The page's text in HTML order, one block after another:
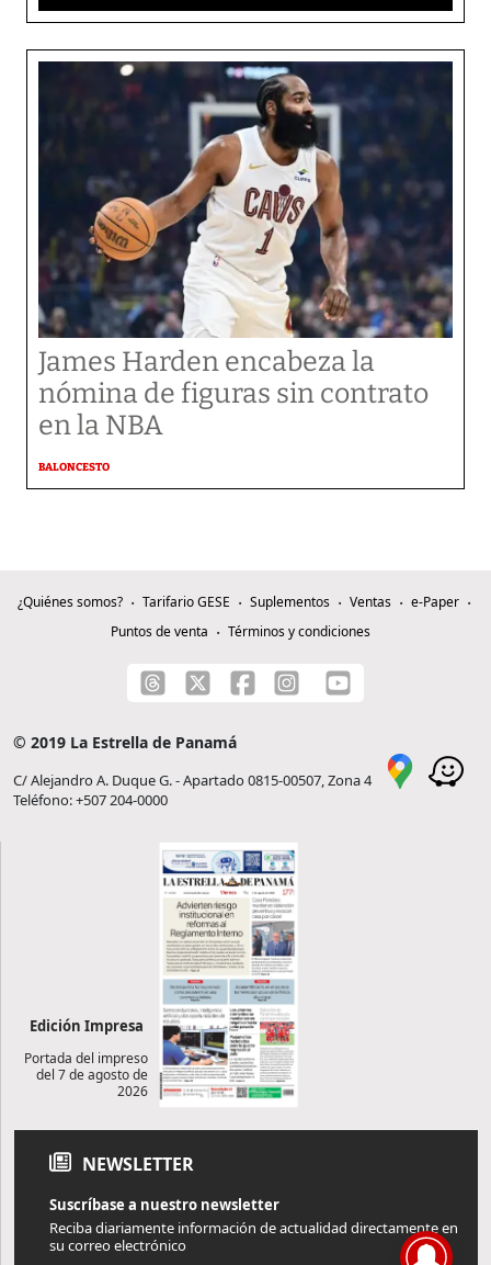
James Harden encabeza la
nómina de figuras sin contrato
en la NBA
BALONCESTO
¿Quiénes somos? Tarifario GESE Suplementos Ventas
e-Paper
Puntos de venta
Términos y condiciones
© 2019 La Estrella de Panamá
C/ Alejandro A. Duque G. - Apartado 0815-00507, Zona 4
Teléfono: +507 204-0000
Edición Impresa
Portada del impreso
del 7 de agosto de
2026
NEWSLETTER
Suscríbase a nuestro newsletter
Reciba diariamente información de actualidad directamente en
su correo electrónico